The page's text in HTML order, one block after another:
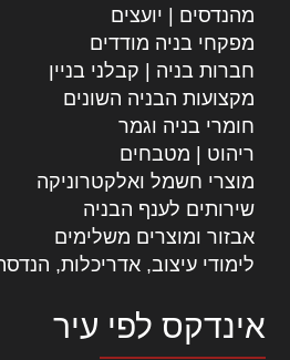
מהנדסים | יועצים
מפקחי בניה מודדים
חברות בניה | קבלני בניין
מקצועות הבניה השונים
חומרי בניה וגמר
ריהוט | מטבחים
מוצרי חשמל ואלקטרוניקה
שירותים לענף הבניה
אבזור ומוצרים משלימים
לימודי עיצוב, אדריכלות,
אינדקס לפי עיר